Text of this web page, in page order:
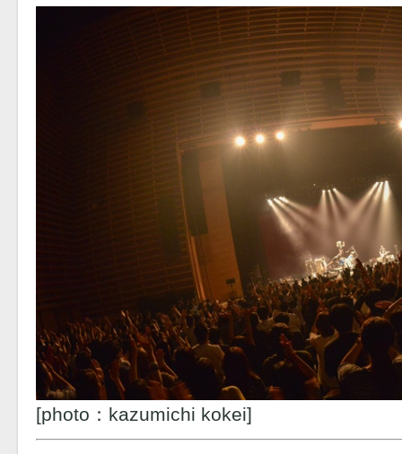
[photo：kazumichi kokei]